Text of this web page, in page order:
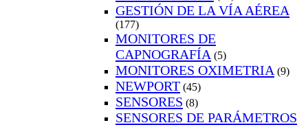
GESTIÓN DE LA VÍA AÉREA
(177)
MONITORES DE
CAPNOGRAFÍA (5)
MONITORES OXIMETRIA (9)
NEWPORT (45)
SENSORES (8)
SENSORES DE PARÁMETROS